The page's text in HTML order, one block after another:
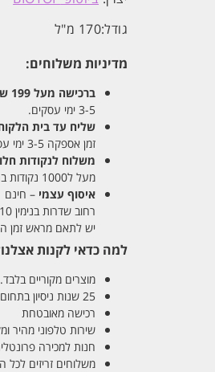
גודל:170 מ"ל
מדיניות משלוחים:
ברכישה מעל 199 ש"ח
3-5 ימי עסקים.
שליח עד בית
זמן אספקה 3-5 ימי עסקים.
משלוח לנקודות
מעל ל1000 נקודות ברחבי הארץ. זמן אספקה 5-8 ימי עסקים.
איסוף עצמי – חינם
רחוב שדרות בנימין 10 נתניה/ רחוב פנקס 12 נתניה – לבחירתכם
יש לתאם מראש זמן הגעה
למה כדאי לקנות
מוצרים מקוריים
25 שנות ניסיון בתחום מוצרי השיער והטיפוח
רכישה מאובטחת
שירות טלפוני מהיר
חנות למכירה פרונטלית
משלוחים זריזים לכל